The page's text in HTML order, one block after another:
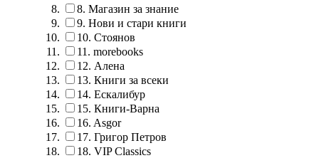
8. Магазин за знание
9. Нови и стари книги
10. Стоянов
11. morebooks
12. Алена
13. Книги за всеки
14. Ескалибур
15. Книги-Варна
16. Asgor
17. Григор Петров
18. VIP Classics